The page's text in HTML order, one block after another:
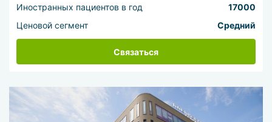
Иностранных пациентов в год
17000
Ценовой сегмент
Средний
Связаться